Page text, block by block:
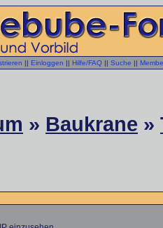
|| Einloggen || Hilfe/FAQ || Suche ||
» Baukrane »